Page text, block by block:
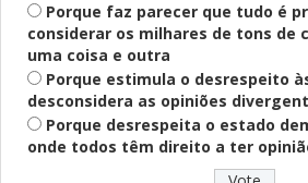
Definido
PT lança Patrus
ao governo de
Porque faz parecer que tudo é
considerar os milhares de tons de
uma coisa e outra
Porque estimula o desrespeito
desconsidera as opiniões
Porque desrespeita o estado
onde todos têm direito a ter